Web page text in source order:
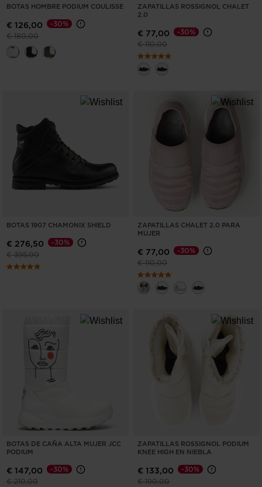
United
States
BOTAS HOMBRE PODIUM COULISSE
€ 126,00
Precio reducido de
€ 180,00a
-30%
ZAPATILLAS ROSSIGNOL CHALET
2.0
€ 77,00
Precio reducido de
€ 110,00a
-30%
BOTAS 1907 CHAMONIX SHIELD
€ 276,50
Precio reducido de
€ 395,00a
-30%
ZAPATILLAS CHALET 2.0 PARA
MUJER
€ 77,00
Precio reducido de
€ 110,00a
-30%
BOTAS DE CAÑA ALTA MUJER JCC
PODIUM
€ 147,00
Precio reducido de
€ 210,00a
-30%
ZAPATILLAS ROSSIGNOL PODIUM
KNEE HIGH EN NIEBLA
€ 133,00
Precio reducido de
€ 190,00a
-30%